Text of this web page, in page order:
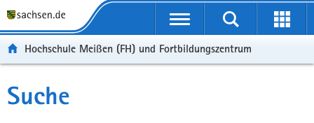
Portalübergreifende
Hochschule Meißen (FH) und Fortbildungszentrum
Suche